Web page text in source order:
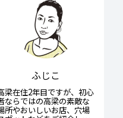
ふじこ
梁在住2年目ですが、初心
ならではの高梁の素敵な
所やおいしいお店、穴場